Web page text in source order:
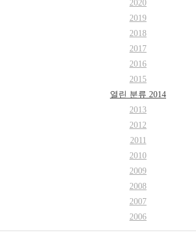
2020
2019
2018
2017
2016
2015
열린 분류 2014
2013
2012
2011
2010
2009
2008
2007
2006